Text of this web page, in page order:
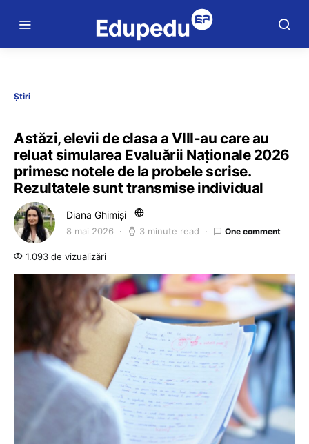
Știri
Astăzi, elevii de clasa a VIII-au care au
reluat simularea Evaluării Naționale 2026
primesc notele de la probele scrise.
Rezultatele sunt transmise individual
Diana Ghimiși
8 mai 2026 3 minute read One comment
1.093 de vizualizări